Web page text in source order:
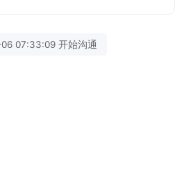
07:33:09 开始沟通